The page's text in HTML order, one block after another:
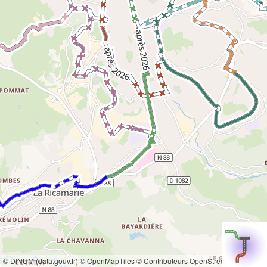
© DINUM (data.gouv.fr)© OpenMapTiles© Contributeurs OpenStreetMap